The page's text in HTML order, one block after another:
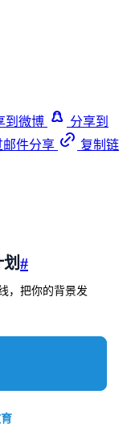
到微博
分享到
邮件分享
复制链
#
，把你的背景发